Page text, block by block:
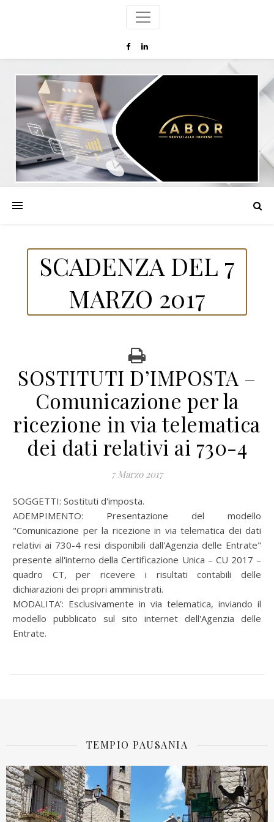
SCADENZA DEL 7
MARZO 2017
SOSTITUTI D’IMPOSTA –
Comunicazione per la
ricezione in via telematica
dei dati relativi ai 730-4
7 Marzo 2017
SOGGETTI: Sostituti d'imposta.
ADEMPIMENTO: Presentazione del modello
"Comunicazione per la ricezione in via telematica dei dati
relativi ai 730-4 resi disponibili dall'Agenzia delle Entrate"
presente all'interno della Certificazione Unica – CU 2017 –
quadro CT, per ricevere i risultati contabili delle
dichiarazioni dei propri amministrati.
MODALITA’: Esclusivamente in via telematica, inviando il
modello pubblicato sul sito internet dell'Agenzia delle
Entrate.
TEMPIO PAUSANIA